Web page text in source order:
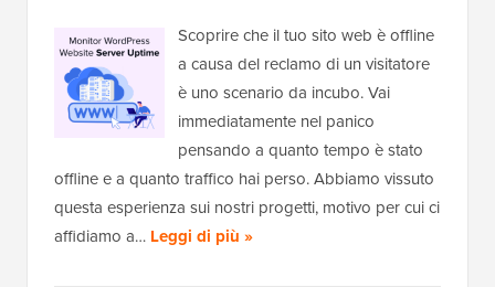
Scoprire che il tuo sito web è offline
a causa del reclamo di un visitatore
è uno scenario da incubo. Vai
immediatamente nel panico
pensando a quanto tempo è stato
offline e a quanto traffico hai perso. Abbiamo vissuto
questa esperienza sui nostri progetti, motivo per cui ci
affidiamo a… Leggi di più »